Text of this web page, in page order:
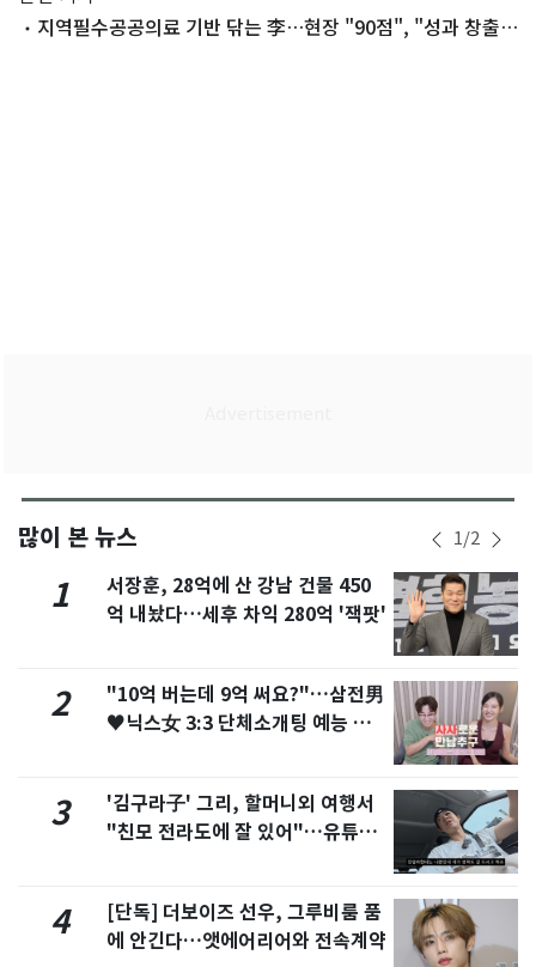
지역필수공공의료 기반 닦는 李…현장 "90점", "성과 창출
많이 본 뉴스 1/2
1
서장훈, 28억에 산 강남 건물 450
억 내놨다…세후 차익 280억 '잭팟'
2
"10억 버는데 9억 써요?"…삼전男
♥닉스女 3:3 단체소개팅 예능 화
3
'김구라子' 그리, 할머니외 여행서
"친모 전라도에 잘 있어"…유튜브
4
[단독] 더보이즈 선우, 그루비룸 품
에 안긴다…앳에어리어와 전속계약